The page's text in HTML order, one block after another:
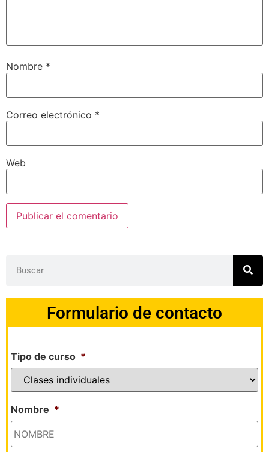
Nombre *
Correo electrónico *
Web
Formulario de contacto
Tipo de curso *
Nombre *